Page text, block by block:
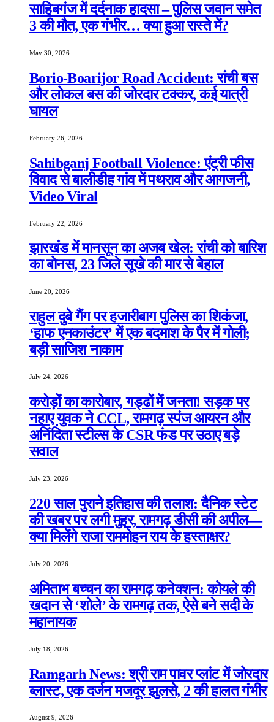
साहिबगंज में दर्दनाक हादसा – पुलिस जवान समेत
3 की मौत, एक गंभीर… क्या हुआ रास्ते में?
May 30, 2026
Borio-Boarijor Road Accident: रांची बस
और लोकल बस की जोरदार टक्कर, कई यात्री
घायल
February 26, 2026
Sahibganj Football Violence: एंट्री फीस
विवाद से बालीडीह गांव में पथराव और आगजनी,
Video Viral
February 22, 2026
झारखंड में मानसून का अजब खेल: रांची को बारिश
का बोनस, 23 जिले सूखे की मार से बेहाल
June 20, 2026
राहुल दुबे गैंग पर हजारीबाग पुलिस का शिकंजा,
‘हाफ एनकाउंटर’ में एक बदमाश के पैर में गोली;
बड़ी साजिश नाकाम
July 24, 2026
करोड़ों का कारोबार, गड्ढों में जनता! सड़क पर
नहाए युवक ने CCL, रामगढ़ स्पंज आयरन और
अनिंदिता स्टील्स के CSR फंड पर उठाए बड़े
सवाल
July 23, 2026
220 साल पुराने इतिहास की तलाश: दैनिक स्टेट
की खबर पर लगी मुहर, रामगढ़ डीसी की अपील—
क्या मिलेंगे राजा राममोहन राय के हस्ताक्षर?
July 20, 2026
अमिताभ बच्चन का रामगढ़ कनेक्शन: कोयले की
खदान से ‘शोले’ के रामगढ़ तक, ऐसे बने सदी के
महानायक
July 18, 2026
Ramgarh News: श्री राम पावर प्लांट में जोरदार
ब्लास्ट, एक दर्जन मजदूर झुलसे, 2 की हालत गंभीर
August 9, 2026